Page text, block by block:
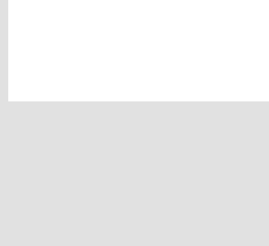
motor kaplin fiyatları, sigma profil, 3d yazıcı, kremayer
motor kaplin fiyatları, sigma profil, 3d yazıcı, kremayer